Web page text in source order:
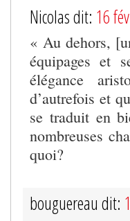
Nicolas dit: 16
« Au dehors,
équipages et
élégance
d’autrefois et
se traduit en
nombreuses
quoi?
bouguereau dit: